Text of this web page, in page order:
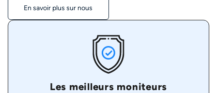
En savoir plus sur nous
Les meilleurs moniteurs